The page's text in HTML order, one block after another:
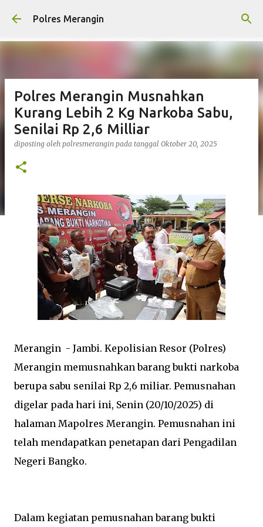
Langsung ke konten utama
Polres Merangin
Polres Merangin Musnahkan
Kurang Lebih 2 Kg Narkoba Sabu,
Senilai Rp 2,6 Milliar
diposting oleh polresmerangin pada tanggal Oktober 20, 2025
Merangin - Jambi. Kepolisian Resor (Polres)
Merangin memusnahkan barang bukti narkoba
berupa sabu senilai Rp 2,6 miliar. Pemusnahan
digelar pada hari ini, Senin (20/10/2025) di
halaman Mapolres Merangin. Pemusnahan ini
telah mendapatkan penetapan dari Pengadilan
Negeri Bangko.
Dalam kegiatan pemusnahan barang bukti